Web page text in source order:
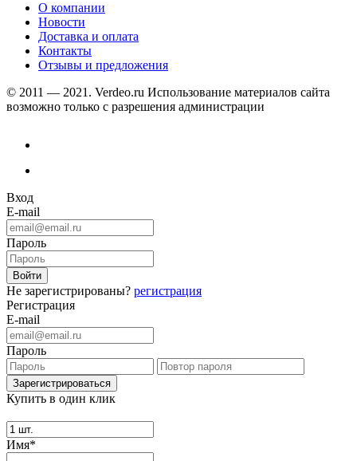
О компании
Новости
Доставка и оплата
Контакты
Отзывы и предложения
© 2011 — 2021. Verdeo.ru Использование материалов сайта
возможно только с разрешения администрации
Вход
E-mail
Пароль
Не зарегистрированы? регистрация
Регистрация
E-mail
Пароль
Купить в один клик
Имя*